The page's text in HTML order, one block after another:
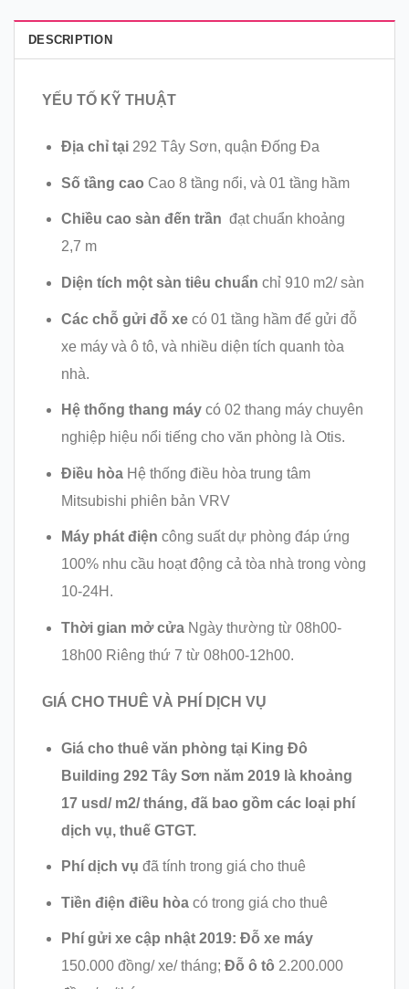
DESCRIPTION
YẾU TỐ KỸ THUẬT
Địa chỉ tại 292 Tây Sơn, quận Đống Đa
Số tầng cao Cao 8 tầng nổi, và 01 tầng hầm
Chiều cao sàn đến trần đạt chuẩn khoảng
2,7 m
Diện tích một sàn tiêu chuẩn chỉ 910 m2/ sàn
Các chỗ gửi đỗ xe có 01 tầng hầm để gửi đỗ
xe máy và ô tô, và nhiều diện tích quanh tòa
nhà.
Hệ thống thang máy có 02 thang máy chuyên
nghiệp hiệu nổi tiếng cho văn phòng là Otis.
Điều hòa Hệ thống điều hòa trung tâm
Mitsubishi phiên bản VRV
Máy phát điện công suất dự phòng đáp ứng
100% nhu cầu hoạt động cả tòa nhà trong vòng
10-24H.
Thời gian mở cửa Ngày thường từ 08h00-
18h00 Riêng thứ 7 từ 08h00-12h00.
GIÁ CHO THUÊ VÀ PHÍ DỊCH VỤ
Giá cho thuê văn phòng tại King Đô
Building 292 Tây Sơn năm 2019 là khoảng
17 usd/ m2/ tháng, đã bao gồm các loại phí
dịch vụ, thuế GTGT.
Phí dịch vụ đã tính trong giá cho thuê
Tiền điện điều hòa có trong giá cho thuê
Phí gửi xe cập nhật 2019: Đỗ xe máy
150.000 đồng/ xe/ tháng; Đỗ ô tô 2.200.000